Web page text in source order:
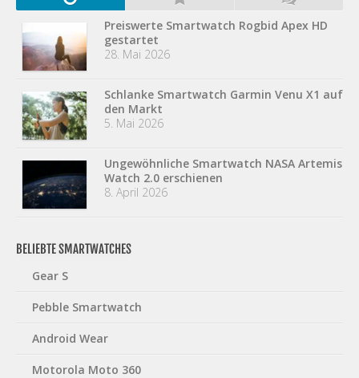
Preiswerte Smartwatch Rogbid Apex HD
gestartet
28. Mai 2026
Schlanke Smartwatch Garmin Venu X1 auf
den Markt
5. Mai 2026
Ungewöhnliche Smartwatch NASA Artemis
Watch 2.0 erschienen
8. April 2026
BELIEBTE SMARTWATCHES
Gear S
Pebble Smartwatch
Android Wear
Motorola Moto 360